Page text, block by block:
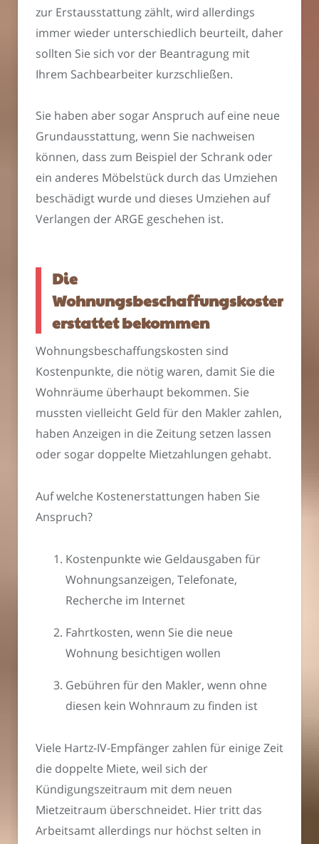
zur Erstausstattung zählt, wird allerdings
immer wieder unterschiedlich beurteilt, daher
sollten Sie sich vor der Beantragung mit
Ihrem Sachbearbeiter kurzschließen.
Sie haben aber sogar Anspruch auf eine neue
Grundausstattung, wenn Sie nachweisen
können, dass zum Beispiel der Schrank oder
ein anderes Möbelstück durch das Umziehen
beschädigt wurde und dieses Umziehen auf
Verlangen der ARGE geschehen ist.
Die
Wohnungsbeschaffungskosten
erstattet bekommen
Wohnungsbeschaffungskosten sind
Kostenpunkte, die nötig waren, damit Sie die
Wohnräume überhaupt bekommen. Sie
mussten vielleicht Geld für den Makler zahlen,
haben Anzeigen in die Zeitung setzen lassen
oder sogar doppelte Mietzahlungen gehabt.
Auf welche Kostenerstattungen haben Sie
Anspruch?
Kostenpunkte wie Geldausgaben für
Wohnungsanzeigen, Telefonate,
Recherche im Internet
Fahrtkosten, wenn Sie die neue
Wohnung besichtigen wollen
Gebühren für den Makler, wenn ohne
diesen kein Wohnraum zu finden ist
Viele Hartz-IV-Empfänger zahlen für einige Zeit
die doppelte Miete, weil sich der
Kündigungszeitraum mit dem neuen
Mietzeitraum überschneidet. Hier tritt das
Arbeitsamt allerdings nur höchst selten in